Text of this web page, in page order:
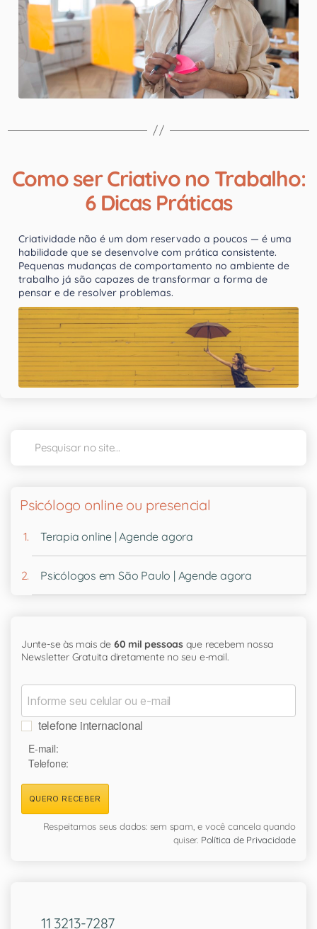
Como ser Criativo no Trabalho:
6 Dicas Práticas
Criatividade não é um dom reservado a poucos — é uma
habilidade que se desenvolve com prática consistente.
Pequenas mudanças de comportamento no ambiente de
trabalho já são capazes de transformar a forma de
pensar e de resolver problemas.
Psicólogo online ou presencial
Terapia online | Agende agora
Psicólogos em São Paulo | Agende agora
Junte-se às mais de 60 mil pessoasque recebem nossa
Newsletter Gratuita diretamente no seu e-mail.
telefone internacional
E-mail:
Telefone:
QUERO RECEBER
Respeitamos seus dados: sem spam, e você cancela quando
quiser. Política de Privacidade
11 3213-7287